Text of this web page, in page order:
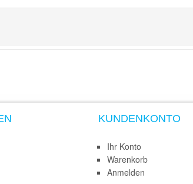
KUNDENKONTO
Ihr Konto
Warenkorb
Anmelden